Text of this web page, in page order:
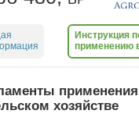
Инструкция
применению
применения
хозяйстве